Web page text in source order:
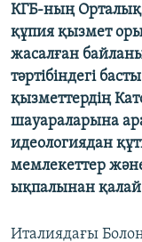
ЖАЗЫЛЫҢЫЗ
Басқа тілдерде
КГБ-ның Орталық
құпия қызмет
жасалған
тәртібіндегі
қызметтердің
шауараларына
идеологиядан
мемлекеттер
ықпалынан
Италиядағы